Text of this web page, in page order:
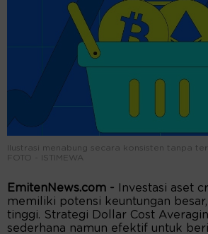
Ilustrasi menabung secara konsisten tanpa
FOTO - ISTIMEWA
EmitenNews.com -
Investasi aset
memiliki potensi keuntungan
tinggi. Strategi Dollar Cost
sederhana namun efektif untuk